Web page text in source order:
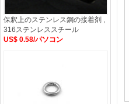
保釈上のステンレス鋼の接着剤 ,
316ステンレススチール
US$ 0.58/パソコン